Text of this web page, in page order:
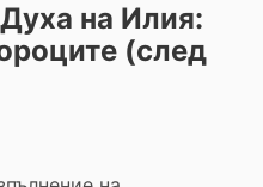
на Илия:
(след